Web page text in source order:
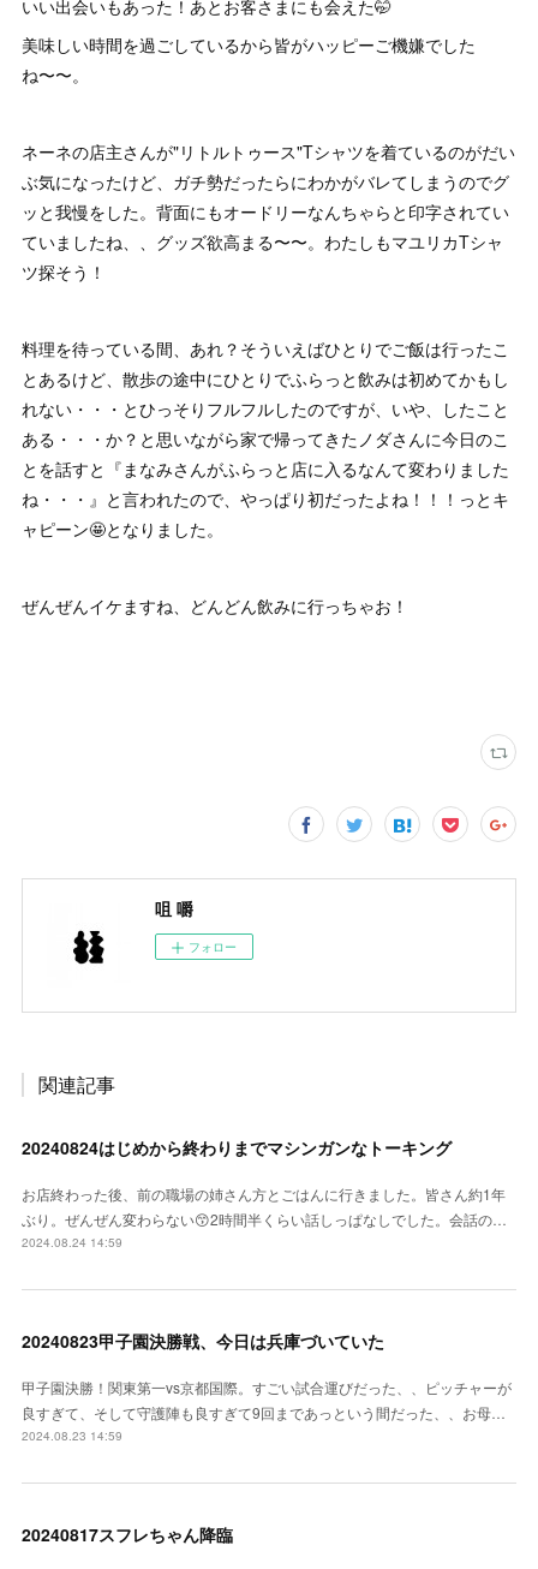
いい出会いもあった！あとお客さまにも会えた🤭
美味しい時間を過ごしているから皆がハッピーご機嫌でした
ね〜〜。
ネーネの店主さんが"リトルトゥース"Tシャツを着ているのがだい
ぶ気になったけど、ガチ勢だったらにわかがバレてしまうのでグ
ッと我慢をした。背面にもオードリーなんちゃらと印字されてい
ていましたね、、グッズ欲高まる〜〜。わたしもマユリカTシャ
ツ探そう！
料理を待っている間、あれ？そういえばひとりでご飯は行ったこ
とあるけど、散歩の途中にひとりでふらっと飲みは初めてかもし
れない・・・とひっそりフルフルしたのですが、いや、したこと
ある・・・か？と思いながら家で帰ってきたノダさんに今日のこ
とを話すと『まなみさんがふらっと店に入るなんて変わりました
ね・・・』と言われたので、やっぱり初だったよね！！！っとキ
ャピーン🤩となりました。
ぜんぜんイケますね、どんどん飲みに行っちゃお！
咀 嚼
フォロー
関連記事
20240824はじめから終わりまでマシンガンなトーキング
お店終わった後、前の職場の姉さん方とごはんに行きました。皆さん約1年
ぶり。ぜんぜん変わらない😙2時間半くらい話しっぱなしでした。会話の…
2024.08.24 14:59
20240823甲子園決勝戦、今日は兵庫づいていた
甲子園決勝！関東第一vs京都国際。すごい試合運びだった、、ピッチャーが
良すぎて、そして守護陣も良すぎて9回まであっという間だった、、お母…
2024.08.23 14:59
20240817スフレちゃん降臨